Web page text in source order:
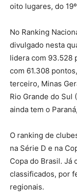
oito lugares, do 19º
No Ranking
divulgado nesta
lidera com 93.528
com 61.308
terceiro, Minas
Rio Grande do Sul
ainda tem o
O ranking de
na Série D e na
Copa do Brasil. Já
classificados, por
regionais.